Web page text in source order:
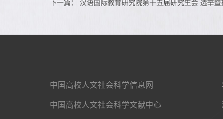
下一篇： 汉语国际教育研究院第十五届研究生会 选举
中国高校人文社会科学信息网
中国高校人文社会科学文献中心